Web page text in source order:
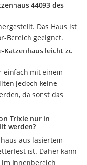
44093 des
Das Haus ist
Bereich geeignet.
Katzenhaus leicht zu
einfach mit einem
jedoch keine
da sonst das
Trixie nur in
werden?
aus lasiertem
ist. Daher kann
Innenbereich